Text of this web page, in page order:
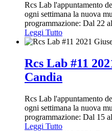
Rcs Lab l'appuntamento
ogni settimana la nuova
programmazione: Dal 22
Leggi Tutto
Rcs Lab #11
Candia
Rcs Lab l'appuntamento
ogni settimana la nuova
programmazione: Dal 15
Leggi Tutto